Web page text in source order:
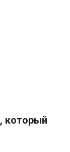
который